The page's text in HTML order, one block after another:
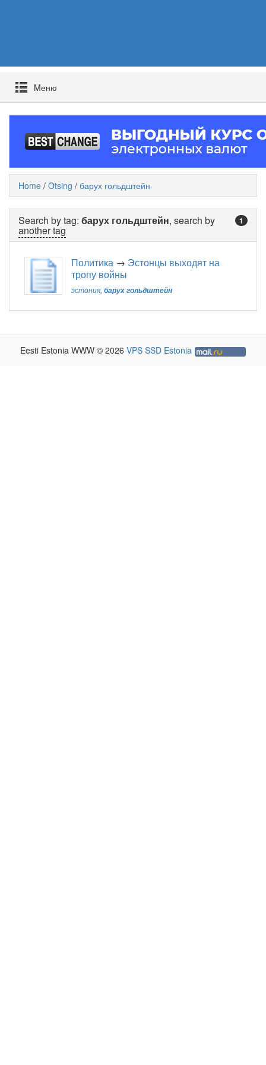
Mеню
Home / Otsing / барух гольдштейн
1
Search by tag: барух гольдштейн, search by
another tag
Политика → Эстонцы выходят на
тропу войны
эстония, барух гольдштейн
Eesti Estonia WWW © 2026 VPS SSD Estonia